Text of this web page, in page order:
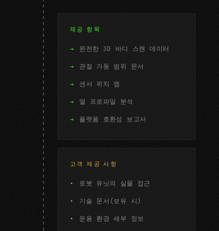
제공 항목
완전한 3D 바디 스캔 데이터
관절 가동 범위 문서
센서 위치 맵
열 프로파일 분석
플랫폼 호환성 보고서
고객 제공 사항
로봇 유닛의 실물 접근
기술 문서(보유 시)
운용 환경 세부 정보